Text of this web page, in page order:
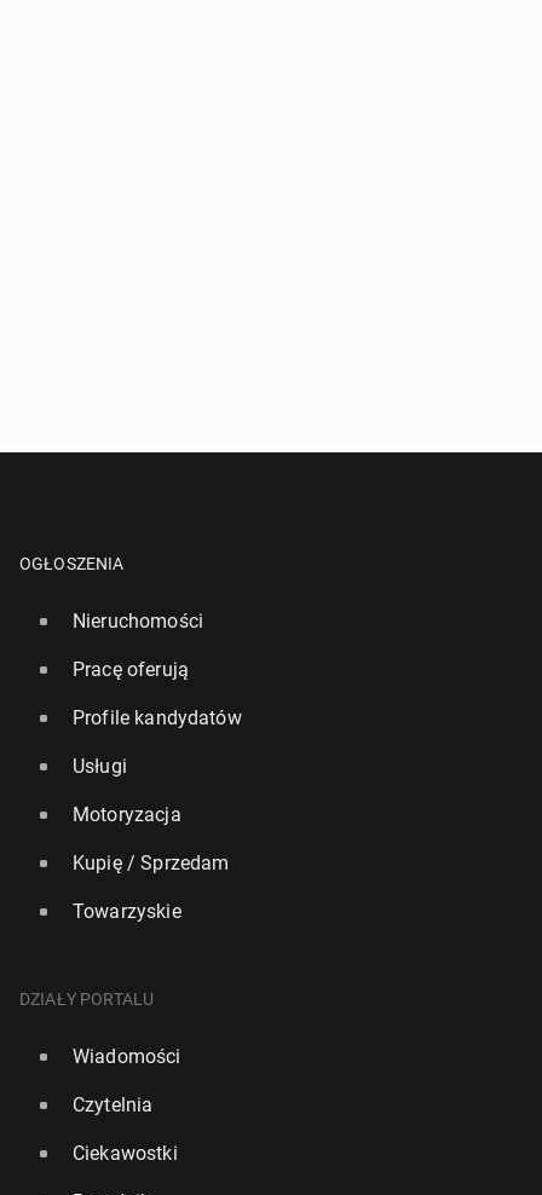
przed do­skwie­ra­ją­cym upałem?
OGŁOSZENIA
Nieruchomości
Pracę oferują
Profile kandydatów
Usługi
Motoryzacja
Kupię / Sprzedam
Towarzyskie
DZIAŁY PORTALU
Wiadomości
Czytelnia
Ciekawostki